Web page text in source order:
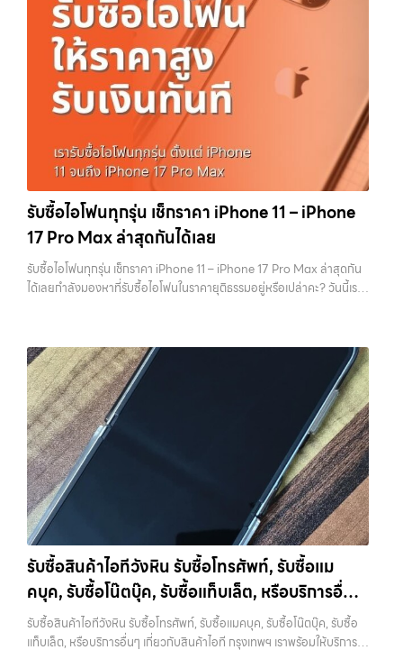
เพราะมูลค่าของเครื่องไม่ได้ขึ้นอยู่แค่ยี่ห้อ แต่ขึ้นอยู่กับสภาพจริง ความครบ
ชุด และความสะดวกในการขายของคุณ เราจึงตั้งใจให้บริการในเขต
ลาดพร้าว, รัชดา, บางรัก, แจ้งวัฒนะ, บางแค, วัชรพล, รามอินทรา, บางนา,
บางพลี, เกษตรนวมินทร์, เสนานิคม, วังหิน อย่างเต็มที่ ไม่ว่าคุณจะค้นหาคำ
ว่า “รับซื้อมือถือใกล้ฉัน”, “รับซื้อโทรศัพท์มือสองกรุงเทพ”, “ขาย iPad ได้
ราคา”, “รับซื้อแท็บเล็ต กรุงเทพถึงที่”, หรือ “รับซื้อ Samsung มือสอง
ราคาสูง” — ที่นี่คือคำตอบ เพราะบริการของเรามุ่งตรงให้คุณได้รับราคาและ
ความสะดวกสบายที่เหนือกว่า เลือกเราแล้วคุณจะได้บริการที่คุณไว้วางใจ
พร้อมทีมงานที่พร้อมอำนวยความสะดวก นัดรับถึงที่ ตรวจสภาพอย่างมือ
อาชีพ และจ่ายเงินทันที ทั้งหมดนี้เพื่อให้การขายอุปกรณ์ของคุณเป็นเรื่อง
ง่ายขึ้น ดีกว่า รวดเร็วกว่า และคุ้มค่ากว่า ทำไมต้องเลือกเรา ผู้เชี่ยวชาญด้าน
การให้บริการ รับซื้อมือถือ iPhone, Samsung, ไอแพด แท็บเล็ตทุกยี่ห้อ ใน
ราคาสูง พร้อมจ่ายเงินทันที โดยเน้นบริการในพื้นที่ ลาดพร้าว, รัชดา,
บางรัก, แจ้งวัฒนะ, บางแค, วัชรพล, รามอินทรา, รวมถึง บางนา,…
ตั้งแต่เรื่องพื้นฐานไปจนถึงเทคนิคที่ช่วยเพิ่มมูลค่าเครื่องแบบที่หลายคนมอง
ข้าม หากทำครบทุกข้อ โอกาสที่จะได้ราคาดีขึ้นมีสูงอย่างชัดเจน ทำไมการเต
รียมเครื่องถึงสำคัญ ก่อนจะไปดูวิธี เราต้องเข้าใจก่อนว่าทำไมร้านรับซื้อถึง
ให้ความสำคัญกับรายละเอียดเหล่านี้ สำหรับร้านหรือผู้รับซื้อ iPhone สิ่งที่
เขามองคือ “ความพร้อมในการขายต่อ” หากเครื่องที่รับมาสามารถนำไปขาย
ต่อได้ทันทีโดยไม่ต้องเสียเวลาแก้ไข ไม่ต้องลบข้อมูล ไม่ต้องซ่อมเพิ่ม ความ
เสี่ยงก็จะต่ำลง และนั่นทำให้เขากล้ารับในราคาที่สูงขึ้น ในทางกลับกัน ถ้า
เครื่องยังมีข้อมูลค้างอยู่ ติด iCloud หรือสภาพดูไม่เรียบร้อย ร้านจะต้อง
เสียเวลาและต้นทุนเพิ่ม สิ่งเหล่านี้จะถูกนำไปหักออกจากราคาที่เสนอให้กับ
คุณโดยตรง 1. สำรองข้อมูลให้เรียบร้อยก่อนล้างเครื่อง ขั้นตอนแรกที่ควร
ทำเสมอคือการสำรองข้อมูล เพราะหลังจากล้างเครื่องแล้ว ข้อมูลทั้งหมดจะ
ไม่สามารถกู้คืนได้อีก ไม่ว่าจะเป็นรูปภาพ รายชื่อ เบอร์โทร หรือแชทต่างๆ
หลายคนมักรีบล้างเครื่องเพราะอยากขายเร็ว แต่สุดท้ายต้องกลับมาเสีย
พลาดที่ไม่ควรเกิดขึ้นเลย คุณสามารถสำรองข้อมูลได้ผ่าน iCloud หรือผ่าน
คอมพิวเตอร์ก็ได้ หากต้องการความสะดวก iCloud จะเป็นตัวเลือกที่ง่าย
คิดว่าเรียบร้อย เพราะถ้าพลาดขึ้นมา จะไม่สามารถย้อนกลับไปแก้ไขได้อีก 2.
ออกจาก iCloud และ Apple ID ให้สมบูรณ์ ขั้นตอนนี้ถือว่าสำคัญที่สุดใน
การขาย iPhone หากยังมี Apple ID อยู่ในเครื่อง จะทำให้เกิดสิ่งที่เรียกว่า
Activation Lock ซึ่งทำให้ไม่สามารถใช้งานเครื่องต่อได้ ในมุมของร้านรับ
ซื้อ เครื่องที่ติด iCloud มีความเสี่ยงสูง เพราะไม่สามารถนำไปขายต่อได้
ทันที บางร้านอาจไม่รับซื้อเลย หรือถ้ารับก็จะกดราคาลงอย่างมาก การออก
จาก iCloud ทำได้ไม่ยาก เพียงเข้าไปที่การตั้งค่า กดชื่อบัญชีของตัวเอง
แล้วเลือกออกจากระบบ จากนั้นใส่รหัสผ่านเพื่อยืนยัน หลังจากออกแล้ว
ควรตรวจสอบอีกครั้งว่าหน้า Settings ไม่มีชื่อบัญชีของคุณเหลืออยู่ เพื่อ
ให้มั่นใจว่าเครื่องพร้อมสำหรับผู้ใช้งานใหม่จริงๆ 3. รีเซ็ตเครื่องให้เหมือน
เครื่องใหม่ เมื่อสำรองข้อมูลและออกจาก iCloud เรียบร้อยแล้ว ขั้นตอนต่อ
ไปคือการรีเซ็ตเครื่องให้เป็นค่าเริ่มต้นจากโรงงาน การรีเซ็ตจะช่วยลบข้อมูล
ทั้งหมดออกจากเครื่อง ทำให้เครื่องอยู่ในสภาพเหมือนใหม่ ซึ่งเป็นสิ่งที่ผู้ซื้อ
หรือร้านต้องการมากที่สุด เพราะสามารถนำไปใช้งานต่อได้ทันที ขั้นตอนนี้ยัง
ช่วยสร้างความมั่นใจให้กับผู้รับซื้อว่าไม่มีข้อมูลส่วนตัวหลงเหลืออยู่ ลด
ความกังวลในเรื่องความปลอดภัย ควรระวังว่าการรีเซ็ตควรทำหลังจาก
รับซื้อไอโฟนทุกรุ่น เช็กราคา iPhone 11 – iPhone
17 Pro Max ล่าสุดกันได้เลย
รับซื้อไอโฟนทุกรุ่น เช็กราคา iPhone 11 – iPhone 17 Pro Max ล่าสุดกัน
ได้เลยกำลังมองหาที่รับซื้อไอโฟนในราคายุติธรรมอยู่หรือเปล่าคะ? วันนี้เรา
ราคาในตลาดมือสอง เรายังมีบริการที่รวดเร็ว และจ่ายเงินสดทันที ไม่มีค่า
ธรรมเนียมซ่อนเร้นค่ะ ทำไมต้องขายไอโฟนกับเรา?
รับซื้อทุกรุ่น ทุกสภาพ
- ไม่ว่าจะเป็นเครื่องใหม่ เครื่องใช้งาน หรือเครื่องที่มีตำหนิเล็กน้อย เรารับซื้อ
หมด
ราคายุติธรรม - ประเมินราคาตามสภาพเครื่องจริง ให้ราคาสูงถึง
70% ของราคาตลาดมือสอง
รวดเร็วทันใจ - ประเมินและจ่ายเงินทันที ไม่
ต้องรอนาน
ปลอดภัย 100% - มีหน้าร้านจริง บริการโปร่งใส ตรวจสอบ
ได้
รับซื้อถึงที่ - มีบริการรับซื้อถึงบ้านในกรุงเทพและปริมณฑลเช็กราคา
รับซื้อ iPhone แต่ละรุ่นมาดูกันว่าแต่ละรุ่นเรารับซื้อในราคาเท่าไหร่บ้าง
(ราคาอัพเดทล่าสุดเดือนพฤศจิกายน 2024)
iPhone 11 (ปี
2019)iPhone 11 เป็นรุ่นที่ได้รับความนิยมมากในตอนที่เปิดตัว มาพร้อม
กล้องคู่ ชิป A13 Bionic และหน้าจอ Liquid Retina ขนาด 6.1 นิ้ว แม้จะ
เป็นรุ่นที่ออกมาได้สักระยะแล้ว แต่ก็ยังใช้งานได้ดีและรองรับ iOS เวอร์ชัน
ล่าสุดราคารับซื้อ iPhone 11:iPhone 11 64GB รับซื้อได้ที่ 7,000 บาท
ราคาตลาดมือสอง: 10,000 บาทiPhone 11 128GB รับซื้อได้ที่ 8,400
บาทราคาตลาดมือสอง: 13,000 บาท
iPhone 11 Pro / Pro Max (ปี
รับซื้อสินค้าไอทีวังหิน รับซื้อโทรศัพท์, รับซื้อแม
คบุค, รับซื้อโน๊ตบุ๊ค, รับซื้อแท็บเล็ต, หรือบริการอื่นๆ
เกี่ยวกับสินค้าไอที กรุงเทพฯ เราพร้อมให้บริการครบ
วงจร
รับซื้อสินค้าไอทีวังหิน รับซื้อโทรศัพท์, รับซื้อแมคบุค, รับซื้อโน๊ตบุ๊ค, รับซื้อ
แท็บเล็ต, หรือบริการอื่นๆ เกี่ยวกับสินค้าไอที กรุงเทพฯ เราพร้อมให้บริการ